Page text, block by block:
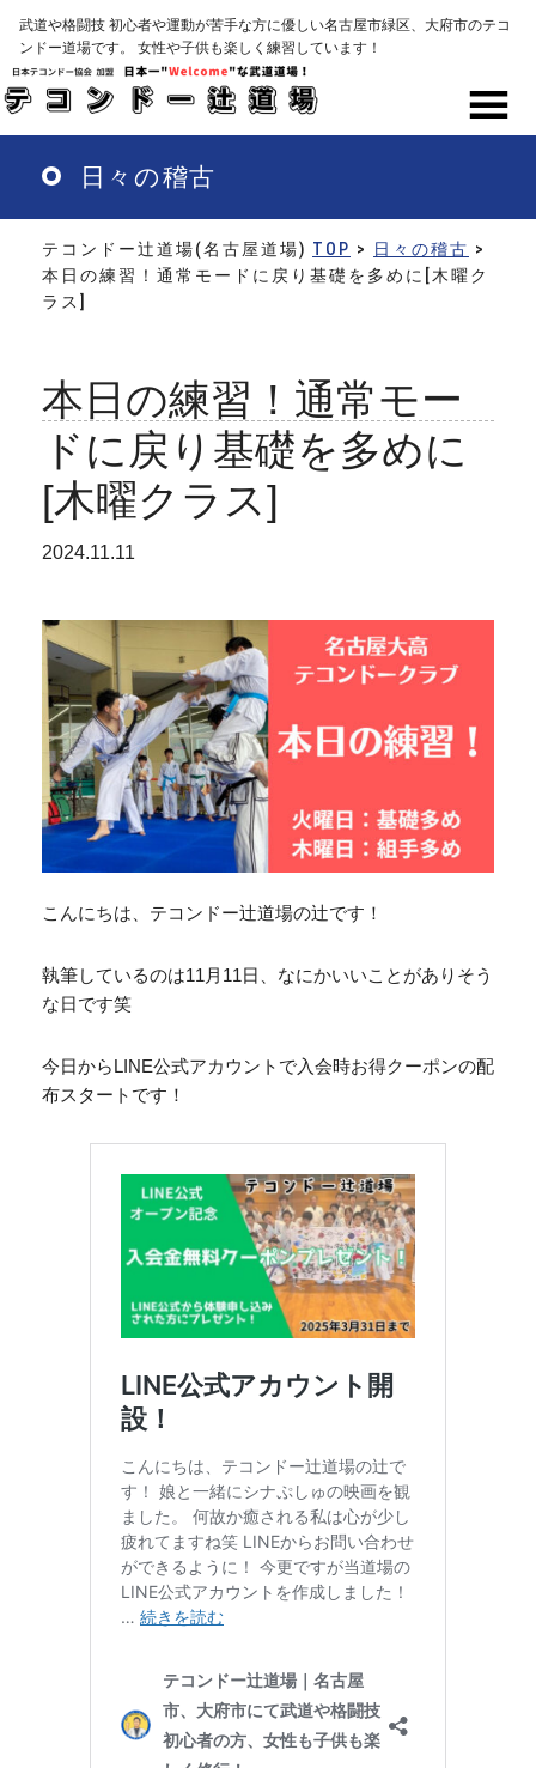
Skip
main
content
武道や格闘技 初心者や運動が苦手な方に優しい名古屋市緑区、大府市のテコ
ンドー道場です。 女性や子供も楽しく練習しています！
日々の稽古
テコンドー辻道場(名古屋道場) TOP > 日々の稽古 >
本日の練習！通常モードに戻り基礎を多めに[木曜ク
ラス]
本日の練習！通常モー
ドに戻り基礎を多めに
[木曜クラス]
2024.11.11
こんにちは、テコンドー辻道場の辻です！
執筆しているのは11月11日、なにかいいことがありそう
な日です笑
今日からLINE公式アカウントで入会時お得クーポンの配
布スタートです！